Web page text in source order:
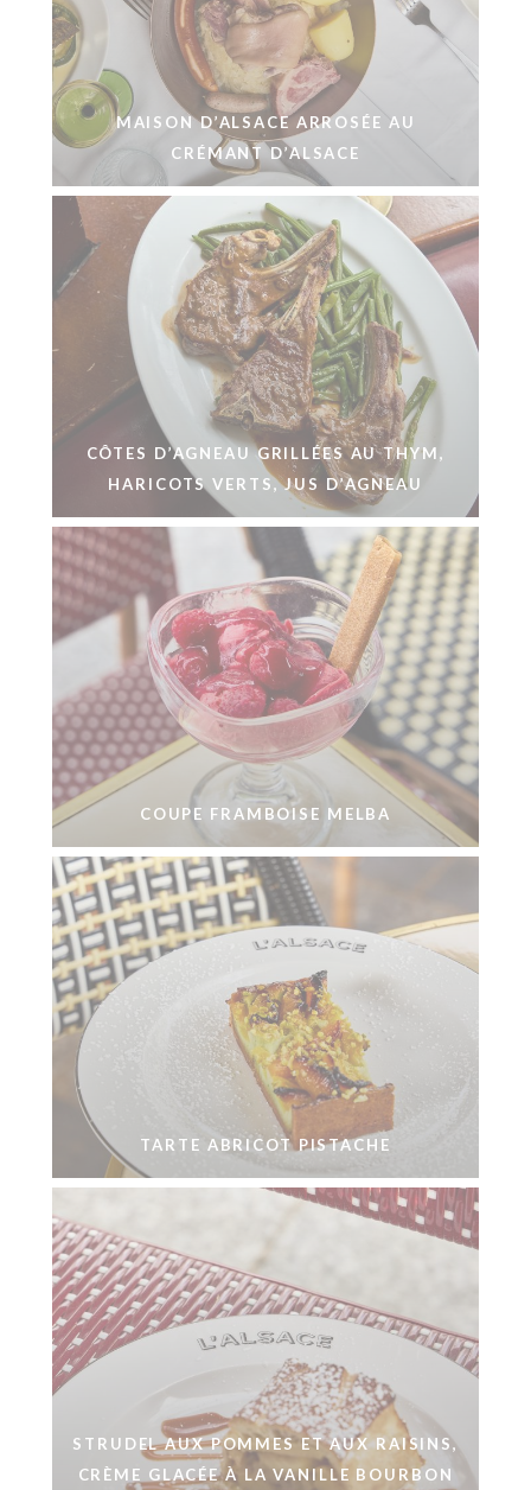
MAISON D’ALSACE ARROSÉE AU
CRÉMANT D’ALSACE
CÔTES D’AGNEAU GRILLÉES AU THYM,
HARICOTS VERTS, JUS D’AGNEAU
COUPE FRAMBOISE MELBA
TARTE ABRICOT PISTACHE
STRUDEL AUX POMMES ET AUX RAISINS,
CRÈME GLACÉE À LA VANILLE BOURBON